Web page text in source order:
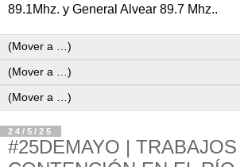
89.1Mhz. y General Alvear 89.7 Mhz..
24/5/25
#25DEMAYO |